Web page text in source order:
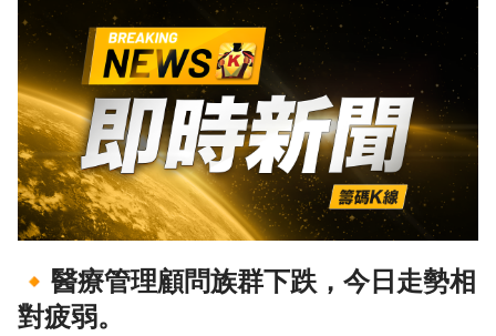
🔸 醫療管理顧問族群下跌，今日走勢相
對疲弱。